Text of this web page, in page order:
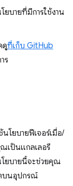
ยบายที่มีการใช้งาน
ดูที่เก็บ GitHub
ร
โยบายฟีเจอร์เมื่อ/
เป็นแกลเลอรี
ยบายนี้จะช่วยคุณ
บนอุปกรณ์